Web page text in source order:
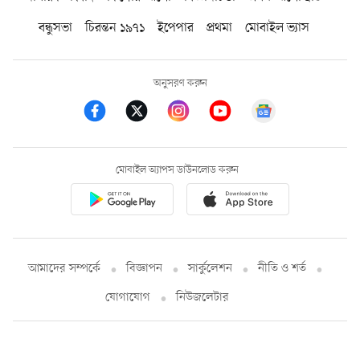
বন্ধুসভা
চিরন্তন ১৯৭১ ইপেপার প্রথমা মোবাইল ভ্যাস
অনুসরণ করুন
মোবাইল অ্যাপস ডাউনলোড করুন
আমাদের সম্পর্কে বিজ্ঞাপন সার্কুলেশন
নীতি ও শর্ত
যোগাযোগ
নিউজলেটার